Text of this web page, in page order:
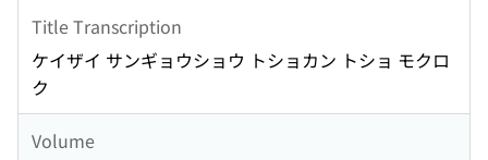
Title Transcription
ケイザイ サンギョウショウ トショカン トショ モクロ
ク
Volume